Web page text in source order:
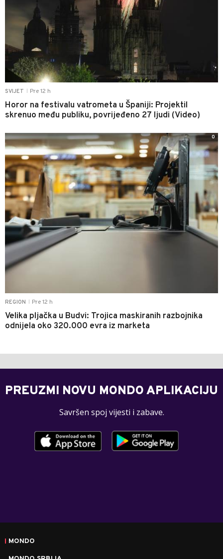
SVIJET Pre 12 h
Horor na festivalu vatrometa u Španiji: Projektil
skrenuo među publiku, povrijeđeno 27 ljudi (Video)
REGION Pre 12 h
Velika pljačka u Budvi: Trojica maskiranih razbojnika
odnijela oko 320.000 evra iz marketa
0
PREUZMI NOVU MONDO APLIKACIJU
Savršen spoj vijesti i zabave.
MONDO